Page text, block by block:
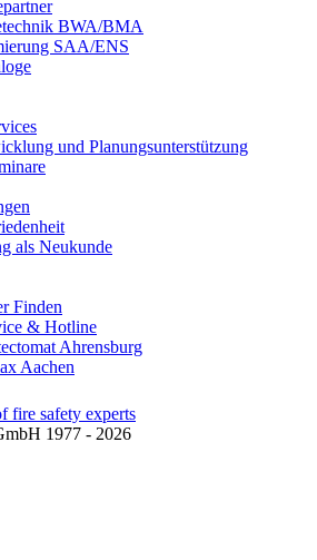
BWA/BMA
SAA/ENS
und Planungsunterstützung
als Neukunde
Finden
& Hotline
Ahrensburg
Aachen
fire safety experts
1977 - 2026